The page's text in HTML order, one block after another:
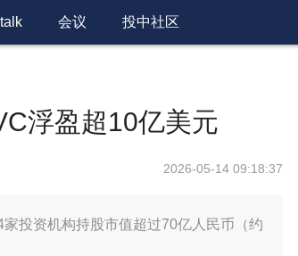
会议 投中社区
浮盈超10亿美元
2026-05-14 09:18:37
投资机构持股市值超过70亿人民币（约